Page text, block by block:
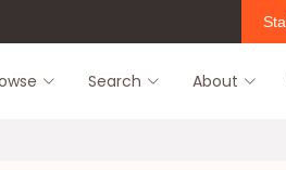
Search About